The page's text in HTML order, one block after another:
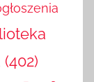
(402)